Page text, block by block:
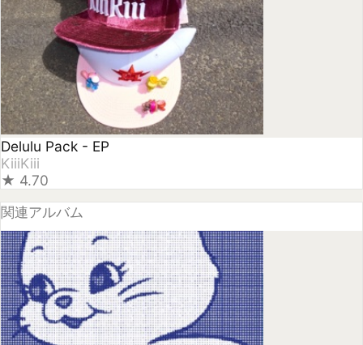
NewJeans 1st EP 'New Jeans'
NewJeans